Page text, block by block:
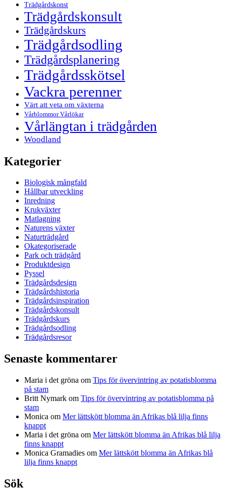
Trädgårdskonst
Trädgårdskonsult
Trädgårdskurs
Trädgårdsodling
Trädgårdsplanering
Trädgårdsskötsel
Vackra perenner
Värt att veta om växterna
Vårblommor Vårlökar
Vårlängtan i trädgården
Woodland
Kategorier
Biologisk mångfald
Hållbar utveckling
Inredning
Krukväxter
Matlagning
Naturens växter
Naturträdgård
Okategoriserade
Park och trädgård
Produktdesign
Pyssel
Trädgårdsdesign
Trädgårdshistoria
Trädgårdsinspiration
Trädgårdskonsult
Trädgårdskurs
Trädgårdsodling
Trädgårdsresor
Senaste kommentarer
Maria i det gröna om Tips för övervintring av potatisblomma
på stam
Britt Nymark om Tips för övervintring av potatisblomma på
stam
Monica om Mer lättskött blomma än Afrikas blå lilja finns
knappt
Maria i det gröna om Mer lättskött blomma än Afrikas blå lilja
finns knappt
Monica Gramadies om Mer lättskött blomma än Afrikas blå
lilja finns knappt
Sök